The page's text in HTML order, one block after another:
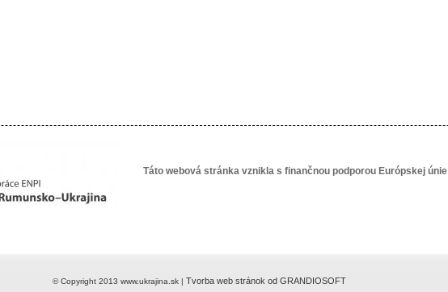
Táto webová stránka vznikla s finančnou podporou Európskej únie
© Copyright 2013 www.ukrajina.sk | Tvorba web stránok od GRANDIOSOFT